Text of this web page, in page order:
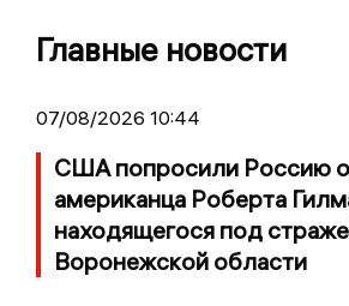
Главные новости
07/08/2026 10:44
США попросили Россию
американца Роберта
находящегося под
Воронежской области